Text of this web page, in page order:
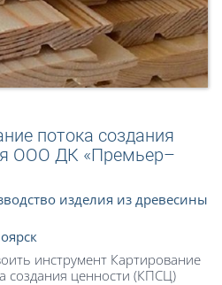
потока создания
ООО ДК «Премьер–
изделия из древесины
инструмент Картирование
создания ценности (КПСЦ)